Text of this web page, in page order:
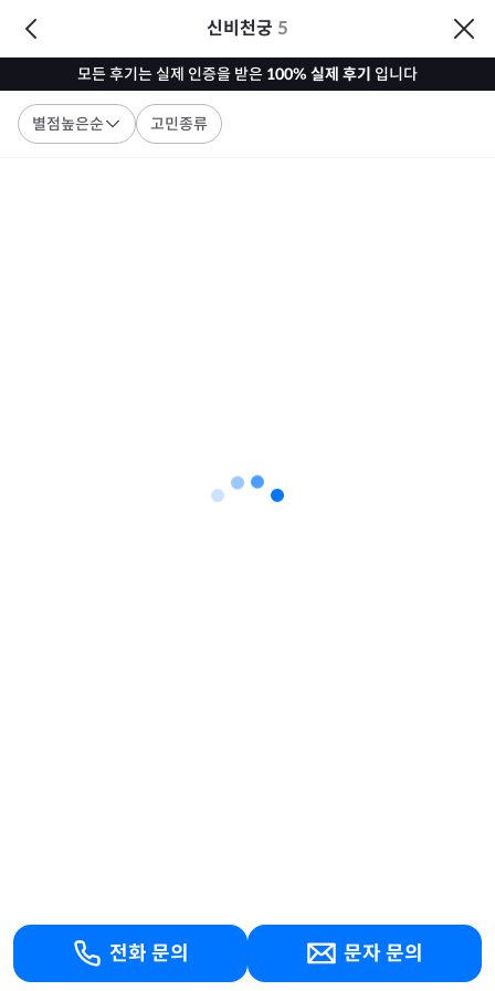
신비천궁 5
모든 후기는 실제 인증을 받은 100% 실제 후기 입니다
별점높은순 고민종류
전화 문의 문자 문의